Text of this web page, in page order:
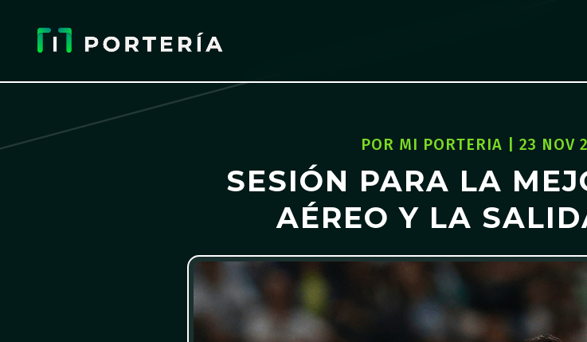
POR MI PORTERIA 23 NOV
SESIÓN PARA LA
AÉREO Y LA